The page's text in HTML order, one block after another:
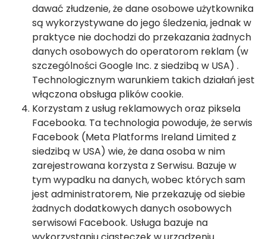
dawać złudzenie, że dane osobowe użytkownika
są wykorzystywane do jego śledzenia, jednak w
praktyce nie dochodzi do przekazania żadnych
danych osobowych do operatorom reklam (w
szczególności Google Inc. z siedzibą w USA) .
Technologicznym warunkiem takich działań jest
włączona obsługa plików cookie.
Korzystam z usług reklamowych oraz piksela
Facebooka. Ta technologia powoduje, że serwis
Facebook (Meta Platforms Ireland Limited z
siedzibą w USA) wie, że dana osoba w nim
zarejestrowana korzysta z Serwisu. Bazuje w
tym wypadku na danych, wobec których sam
jest administratorem, Nie przekazuję od siebie
żadnych dodatkowych danych osobowych
serwisowi Facebook. Usługa bazuje na